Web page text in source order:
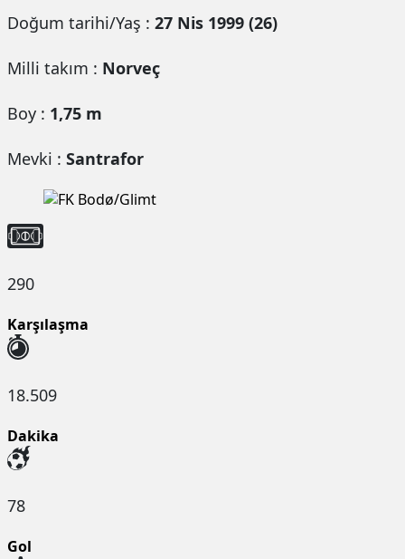
Doğum tarihi/Yaş : 27 Nis 1999 (26)
Milli takım : Norveç
Boy : 1,75 m
Mevki : Santrafor
290
Karşılaşma
18.509
Dakika
78
Gol